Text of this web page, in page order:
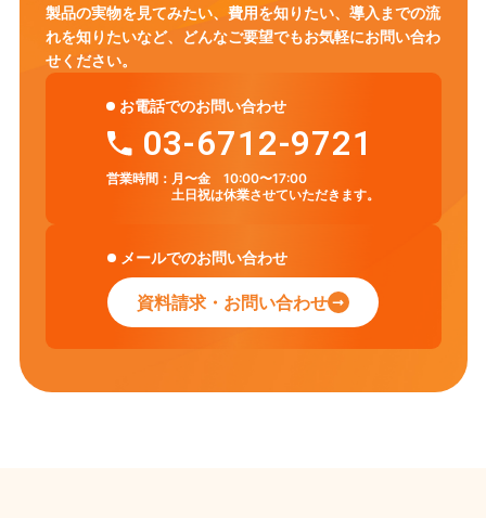
製品の実物を見てみたい、費用を知りたい、導入までの流
れを知りたいなど、
どんなご要望でもお気軽にお問い合わ
せください。
お電話でのお問い合わせ
03-6712-9721
営業時間： 月〜金 10:00〜17:00
土日祝は休業させていただきます。
メールでのお問い合わせ
資料請求・お問い合わせ